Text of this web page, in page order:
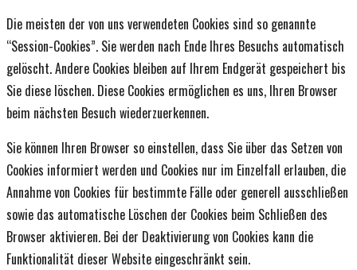
Die meisten der von uns verwendeten Cookies sind so genannte
“Session-Cookies”. Sie werden nach Ende Ihres Besuchs automatisch
gelöscht. Andere Cookies bleiben auf Ihrem Endgerät gespeichert bis
Sie diese löschen. Diese Cookies ermöglichen es uns, Ihren Browser
beim nächsten Besuch wiederzuerkennen.
Sie können Ihren Browser so einstellen, dass Sie über das Setzen von
Cookies informiert werden und Cookies nur im Einzelfall erlauben, die
Annahme von Cookies für bestimmte Fälle oder generell ausschließen
sowie das automatische Löschen der Cookies beim Schließen des
Browser aktivieren. Bei der Deaktivierung von Cookies kann die
Funktionalität dieser Website eingeschränkt sein.